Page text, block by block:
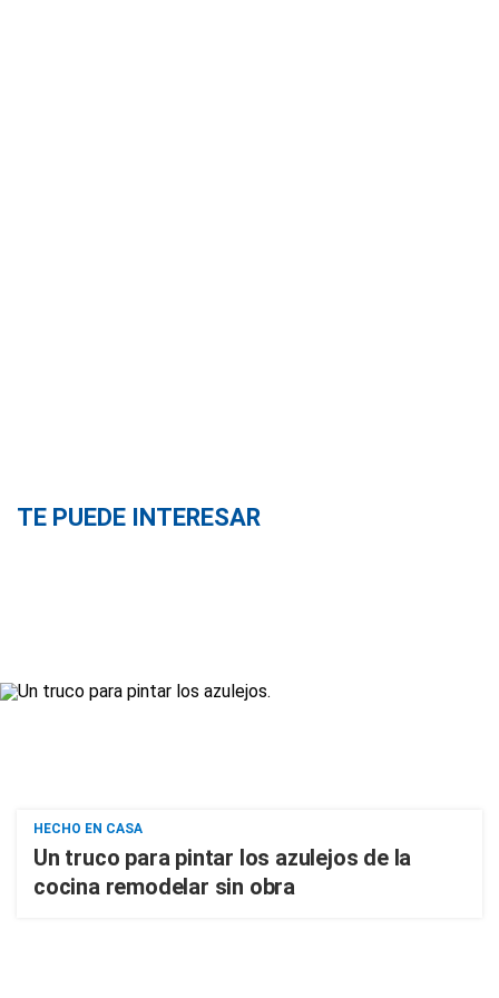
TE PUEDE INTERESAR
HECHO EN CASA
Un truco para pintar los azulejos de la
cocina remodelar sin obra